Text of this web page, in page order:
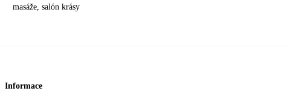
masáže, salón krásy
Informace